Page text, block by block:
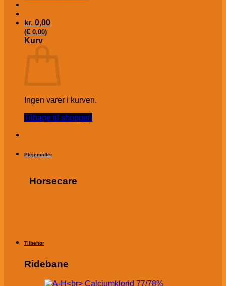
kr. 0,00
(€ 0,00)
Kurv
Ingen varer i kurven.
Tilbage til shoppen
Plejemidler
Horsecare
Tilbehør
Ridebane